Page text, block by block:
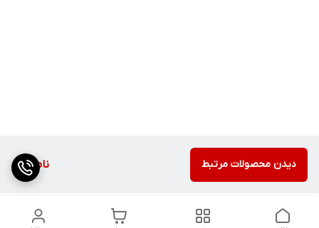
ناموجود دیدن محصولات مرتبط